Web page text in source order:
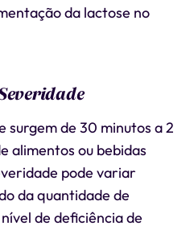
da lactose no
surgem de 30 minutos a 2
alimentos ou bebidas
pode variar
da quantidade de
de deficiência de